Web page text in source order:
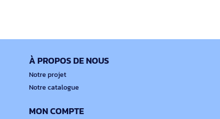
À PROPOS DE NOUS
Notre projet
Notre catalogue
MON COMPTE